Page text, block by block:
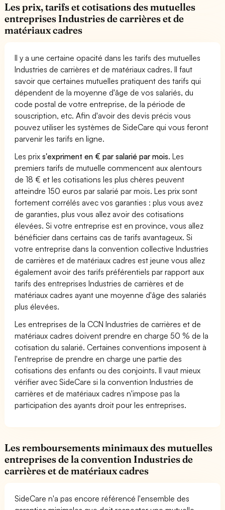
Les prix, tarifs et cotisations des mutuelles
entreprises Industries de carrières et de
matériaux cadres
Il y a une certaine opacité dans les tarifs des mutuelles
Industries de carrières et de matériaux cadres. Il faut
savoir que certaines mutuelles pratiquent des tarifs qui
dépendent de la moyenne d'âge de vos salariés, du
code postal de votre entreprise, de la période de
souscription, etc. Afin d'avoir des devis précis vous
pouvez utiliser les systèmes de SideCare qui vous feront
parvenir les tarifs en ligne.
Les prixs'expriment en € par salarié par mois. Les
premiers tarifs de mutuelle commencent aux alentours
de 18 € et les cotisations les plus chères peuvent
atteindre 150 euros par salarié par mois. Les prix sont
fortement corrélés avec vos garanties : plus vous avez
de garanties, plus vous allez avoir des cotisations
élevées. Si votre entreprise est en province, vous allez
bénéficier dans certains cas de tarifs avantageux. Si
votre entreprise dans la convention collective Industries
de carrières et de matériaux cadres est jeune vous allez
également avoir des tarifs préférentiels par rapport aux
tarifs des entreprises Industries de carrières et de
matériaux cadres ayant une moyenne d'âge des salariés
plus élevées.
Les entreprises de la CCN Industries de carrières et de
matériaux cadres doivent prendre en charge 50 % de la
cotisation du salarié. Certaines conventions imposent à
l'entreprise de prendre en charge une partie des
cotisations des enfants ou des conjoints. Il vaut mieux
vérifier avec SideCare si la convention Industries de
carrières et de matériaux cadres n'impose pas la
participation des ayants droit pour les entreprises.
Les remboursements minimaux des mutuelles
entreprises de la convention Industries de
carrières et de matériaux cadres
SideCare n'a pas encore référencé l'ensemble des